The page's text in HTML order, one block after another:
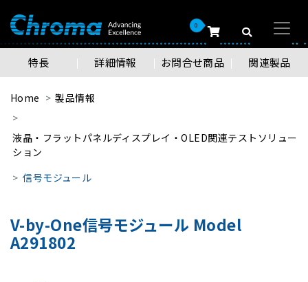
0
特長 詳細情報 お問合せ商品 関連製品
Home 製品情報
液晶・フラットパネルディスプレイ・OLED関連テストソリュー
ション
信号モジュール
V-by-One信号モジュール Model
A291802